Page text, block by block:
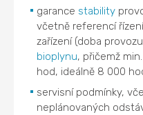
garance stability
včetně referencí
zařízení (doba
bioplynu, přičemž
hod, ideálně 8 000
servisní podmínky,
neplánovaných